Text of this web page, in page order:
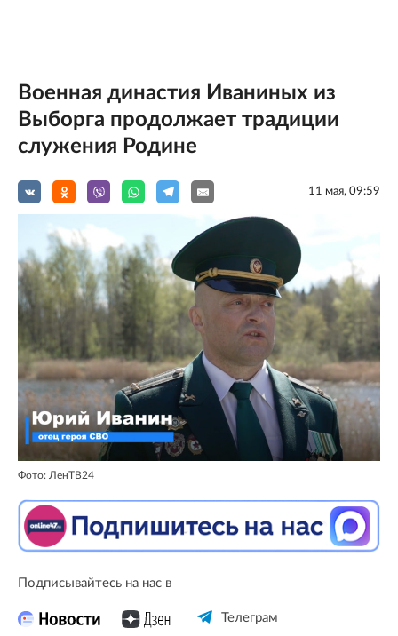
Военная династия Иваниных из
Выборга продолжает традиции
служения Родине
11 мая, 09:59
Фото: ЛенТВ24
Подписывайтесь на нас в
Телеграм